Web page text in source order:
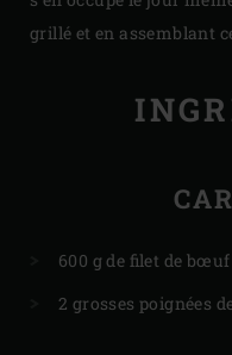
grillé et en assemblant
600 g de filet de bœuf
2 grosses poignées